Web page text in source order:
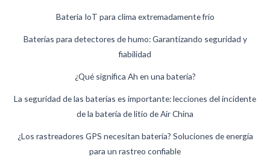
Batería IoT para clima extremadamente frío
Baterías para detectores de humo: Garantizando seguridad y
fiabilidad
¿Qué significa Ah en una batería?
La seguridad de las baterías es importante: lecciones del incidente
de la batería de litio de Air China
¿Los rastreadores GPS necesitan batería? Soluciones de energía
para un rastreo confiable
Swedish
German